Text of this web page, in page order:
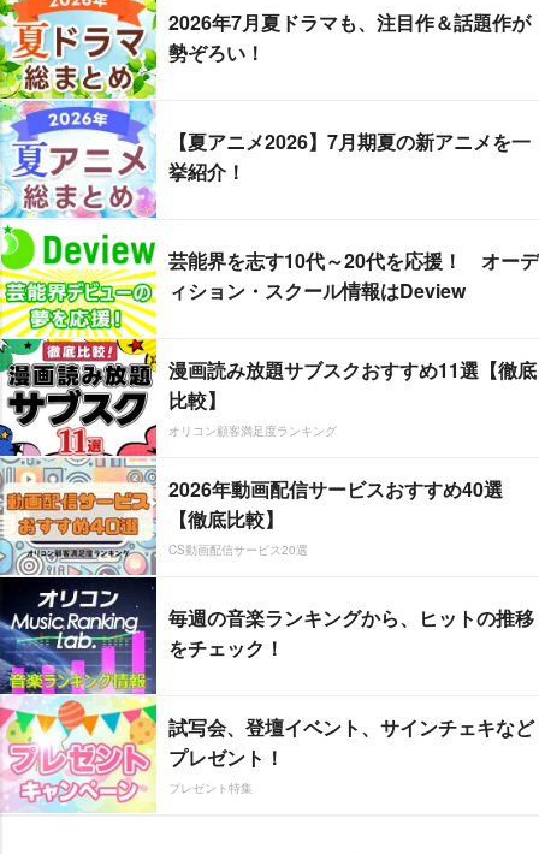
2026年7月夏ドラマも、注目作＆話題作が
勢ぞろい！
【夏アニメ2026】7月期夏の新アニメを一
挙紹介！
芸能界を志す10代～20代を応援！ オーデ
ィション・スクール情報はDeview
漫画読み放題サブスクおすすめ11選【徹底
比較】
オリコン顧客満足度ランキング
2026年動画配信サービスおすすめ40選
【徹底比較】
CS動画配信サービス20選
毎週の音楽ランキングから、ヒットの推移
をチェック！
試写会、登壇イベント、サインチェキなど
プレゼント！
プレゼント特集